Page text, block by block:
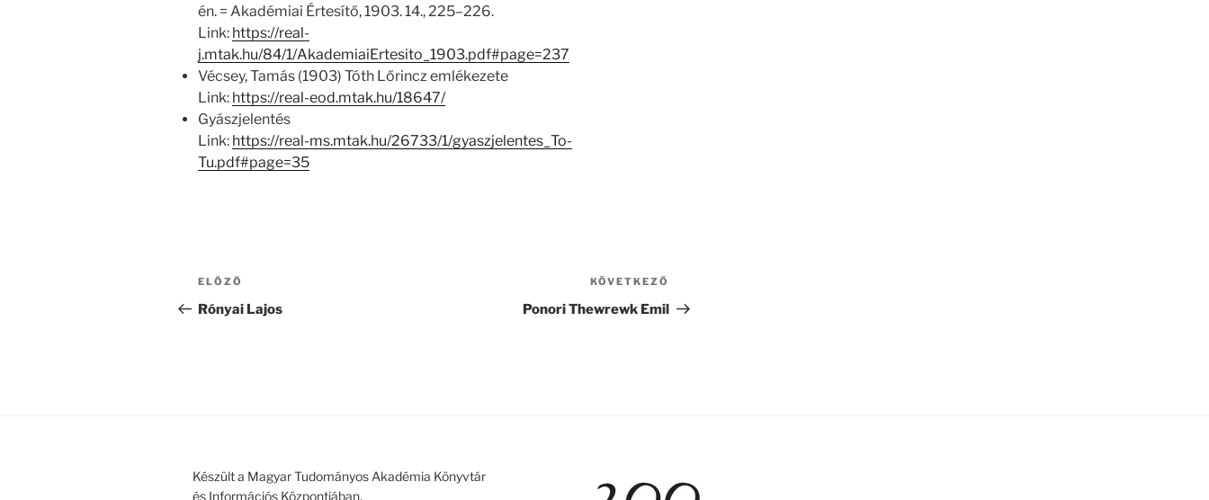
én. = Akadémiai Értesítő, 1903. 14., 225–226.
Link: https://real-
j.mtak.hu/84/1/AkademiaiErtesito_1903.pdf#page=237
Vécsey, Tamás (1903) Tóth Lőrincz emlékezete
Link: https://real-eod.mtak.hu/18647/
Gyászjelentés
Link: https://real-ms.mtak.hu/26733/1/gyaszjelentes_To-
Tu.pdf#page=35
Bejegyzés
navigáció
Korábbi
bejegyzés
ELŐZŐ
Rónyai Lajos
bejegyzés
KÖVETKEZŐ
Ponori Thewrewk Emil
Készült a Magyar Tudományos Akadémia Könyvtár
és Információs Központjában.